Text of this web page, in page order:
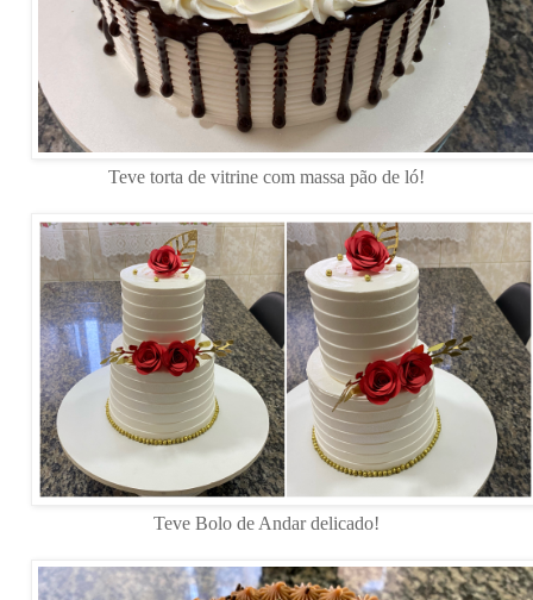
Teve torta de vitrine com massa pão de ló!
Teve Bolo de Andar delicado!